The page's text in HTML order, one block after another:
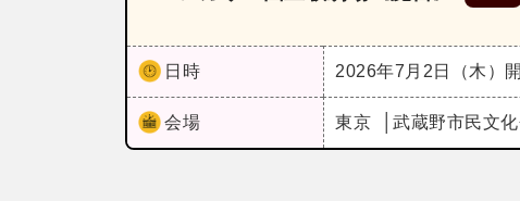
日時 2026年7月2日（木）
会場 東京 武蔵野市民文